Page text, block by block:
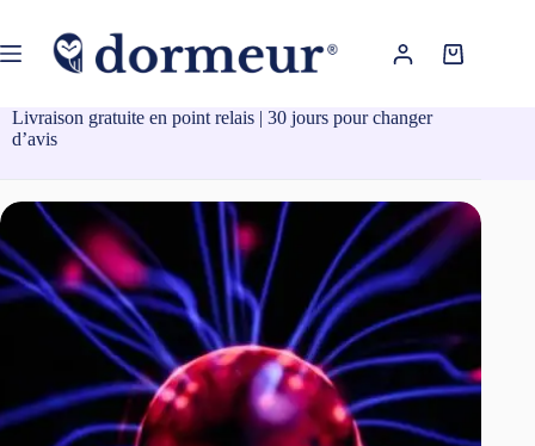
contenu
Panier
Livraison gratuite en point relais | 30 jours pour changer
d’avis